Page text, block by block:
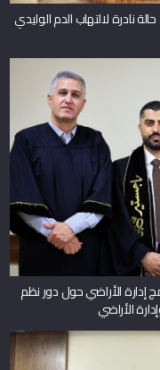
نادرة لالتهاب الدم الوليدي
إدارة الأراضي حول دور نظم
الأراضي